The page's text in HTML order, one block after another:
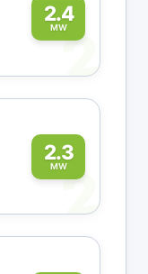
2.4
MW
2
2.3
MW2